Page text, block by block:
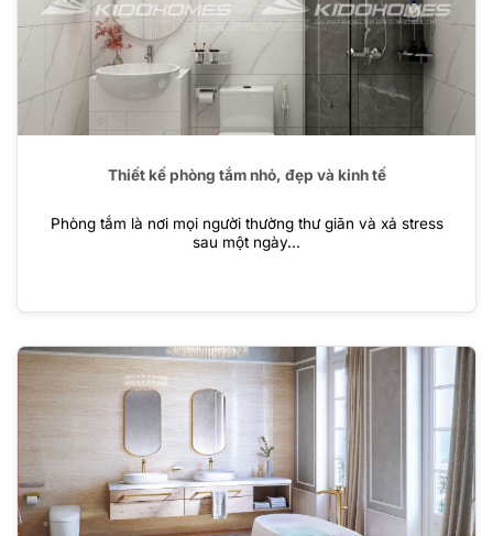
Thiết kế phòng tắm nhỏ, đẹp và kinh tế
Phòng tắm là nơi mọi người thường thư giãn và xả stress
sau một ngày...